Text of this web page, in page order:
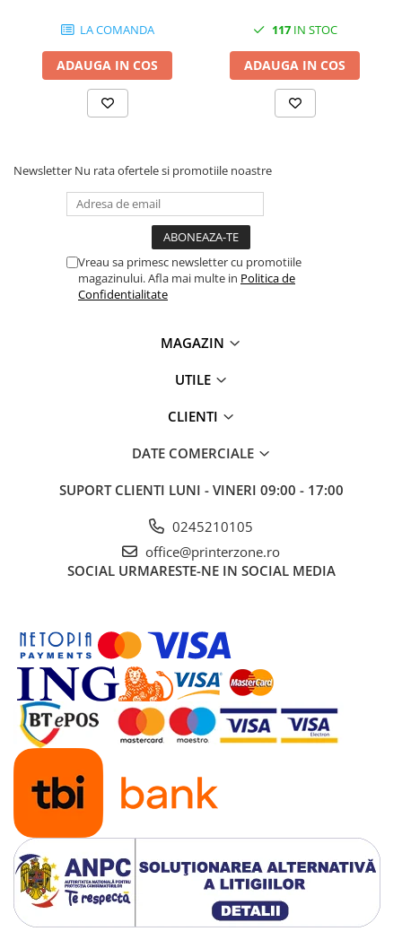
Conectori & mufe retea
Rack-uri & accesorii rack
Patch panel-uri
Injectoare PoE
Antene & amplificatoare semnal
Camere IP
Accesorii retelistica
UPS & Stabilizatoare
HDD enterprise
DAS (Direct Attached Storage)
Carcase HDD externe
Tablete
Tablete inteligente
Accesorii tablete
Telefoane
Smartphone-uri
Accesorii telefoane
Smart Home
Camere supraveghere smart
Prize inteligente
Hub-uri smart
Termostate smart
LA COMANDA
ADAUGA IN COS
117IN STOC
ADAUGA IN COS
Newsletter Nu rata ofertele si promotiile noastre
Vreau sa primesc newsletter cu promotiile
magazinului. Afla mai multe in Politica de
Confidentialitate
MAGAZIN
UTILE
CLIENTI
DATE COMERCIALE
SUPORT CLIENTI LUNI - VINERI 09:00 - 17:00
0245210105
office@printerzone.ro
SOCIAL URMARESTE-NE IN SOCIAL MEDIA